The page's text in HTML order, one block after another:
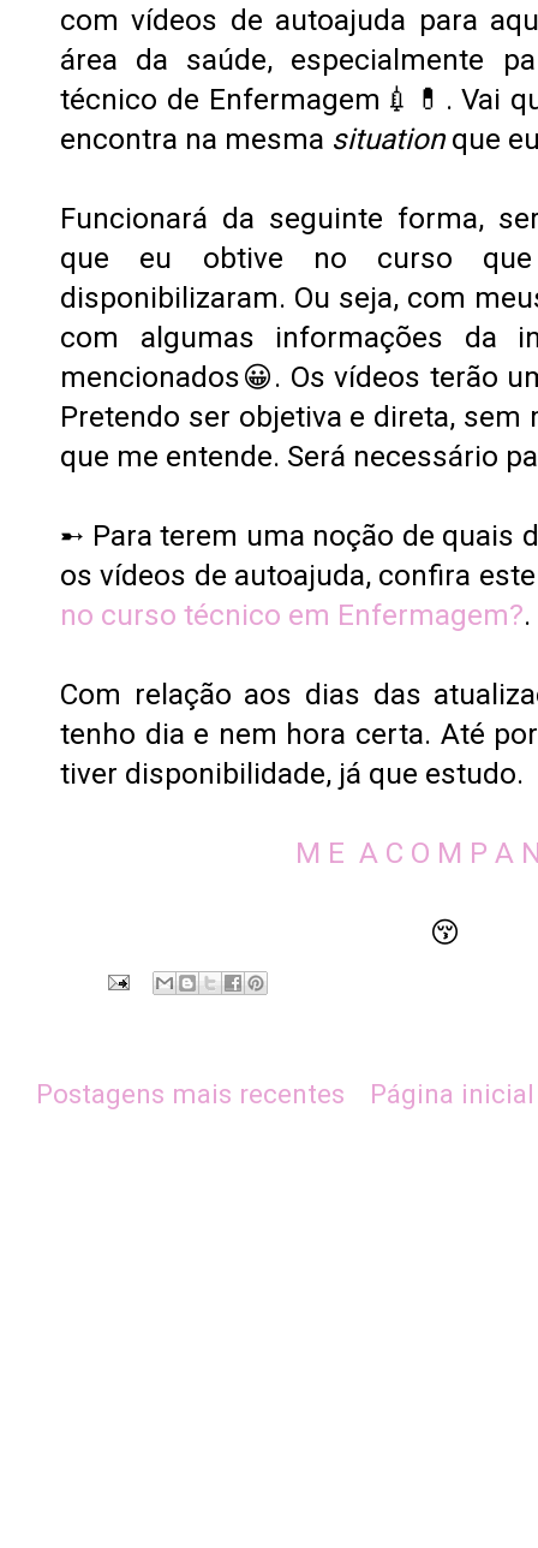
com vídeos de autoajuda para
área da saúde, especialmente
técnico de Enfermagem💉💊. Vai
encontra na mesma situation que
Funcionará da seguinte forma,
que eu obtive no curso que
disponibilizaram. Ou seja, com
com algumas informações da
mencionados😀. Os vídeos terão
Pretendo ser objetiva e direta, sem
que me entende. Será necessário
➸ Para terem uma noção de quais
os vídeos de autoajuda, confira
no curso técnico em Enfermagem?.
Com relação aos dias das
tenho dia e nem hora certa. Até
tiver disponibilidade, já que estudo.
M E A C O M P A
😚
Postagens mais recentes Página inicial